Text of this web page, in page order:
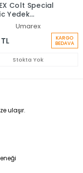
Colt Special
Yedek
Şarjör
Umarex
KARGO
BEDAVA
Stokta Yok
ulaşır.